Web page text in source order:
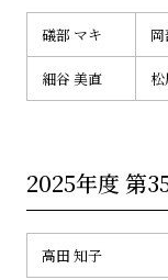
礒部 マキ
細谷 美直 松
2025年度 第
高田 知子